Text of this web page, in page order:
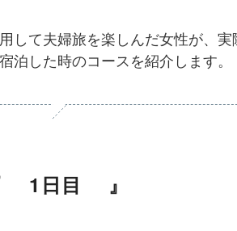
して夫婦旅を楽しんだ女性が、実
泊した時のコースを紹介します。
1日目